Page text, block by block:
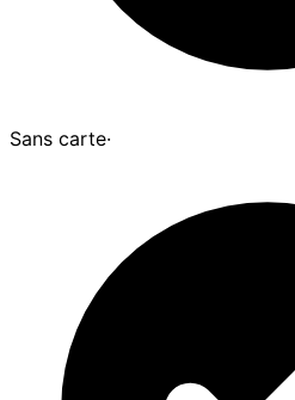
Sans carte·